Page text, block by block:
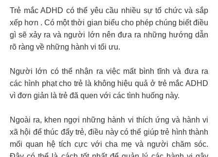
Trẻ mắc ADHD có thể yêu cầu nhiều sự tổ chức và sắp
xếp hơn . Có một thời gian biểu cho phép chúng biết điều
gì sẽ xảy ra và người lớn nên đưa ra những hướng dẫn
rõ ràng về những hành vi tối ưu.
Người lớn có thể nhận ra việc mất bình tĩnh và đưa ra
các hình phạt cho trẻ là không hiệu quả ở trẻ mắc ADHD
vì đơn giản là trẻ đã quen với các tình huống này.
Ngoài ra, khen ngợi những hành vi thích ứng và hành vi
xã hội để thúc đẩy trẻ, điều này có thể giúp trẻ hình thành
mối quan hệ tích cực với cha mẹ và người chăm sóc.